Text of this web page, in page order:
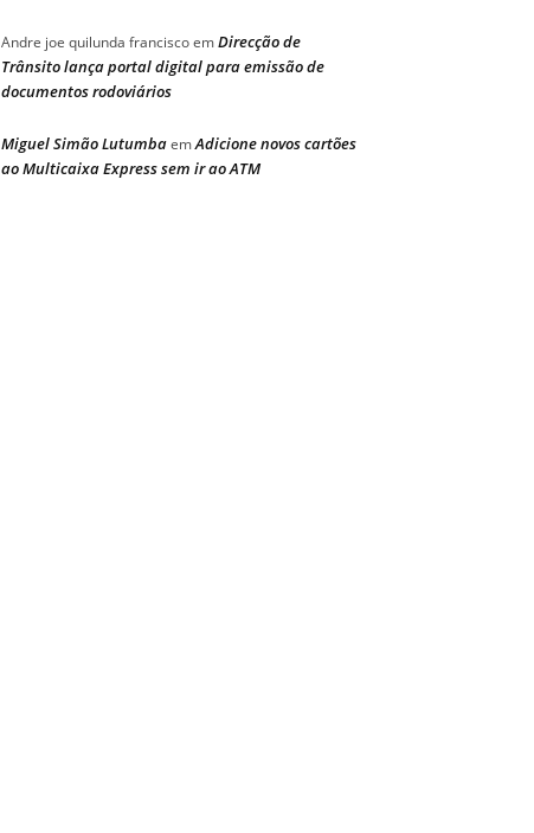
Andre joe quilunda franciscoemDirecção de
Trânsito lança portal digital para emissão de
documentos rodoviários
Miguel Simão LutumbaemAdicione novos cartões
ao Multicaixa Express sem ir ao ATM